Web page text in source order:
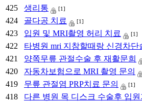
425
생리통 [1]
424
골다공 치료 [1]
423
입원 및 MRI촬영 허리 치료 [1]
422
타병원 mri 지참할때랑 신경차
421
양쪽무릎 관절수술 후 재활문희
420
자동차보험으로 MRI 촬영 문의
419
무릎 관절염 PRP치료 문의 [1]
418
다른 병원 목 디스크 수술후 입원